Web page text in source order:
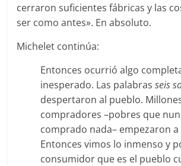
cerraron suficientes fábricas y las
ser como antes». En absoluto.
Michelet continúa:
Entonces ocurrió algo
inesperado. Las palabrasseis
despertaron al pueblo.
compradores –pobres que
comprado nada– empezaron a
Entonces vimos lo inmenso y
consumidor que es el pueblo